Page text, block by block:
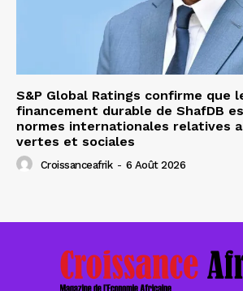
S&P Global Ratings confirme que
financement durable de ShafDB
normes internationales relatives
vertes et sociales
Croissanceafrik - 6 Août 2026